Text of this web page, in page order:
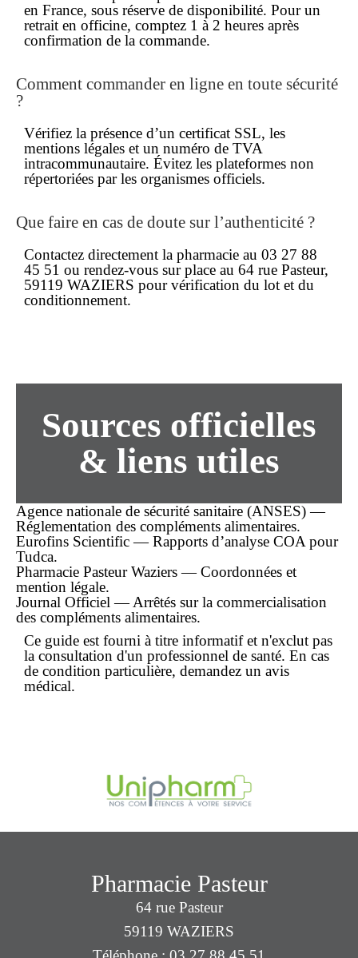
en France, sous réserve de disponibilité. Pour un
retrait en officine, comptez 1 à 2 heures après
confirmation de la commande.
Comment commander en ligne en toute sécurité
?
Vérifiez la présence d’un certificat SSL, les
mentions légales et un numéro de TVA
intracommunautaire. Évitez les plateformes non
répertoriées par les organismes officiels.
Que faire en cas de doute sur l’authenticité ?
Contactez directement la pharmacie au 03 27 88
45 51 ou rendez-vous sur place au 64 rue Pasteur,
59119 WAZIERS pour vérification du lot et du
conditionnement.
Sources officielles
& liens utiles
Agence nationale de sécurité sanitaire (ANSES) —
Réglementation des compléments alimentaires.
Eurofins Scientific — Rapports d’analyse COA pour
Tudca.
Pharmacie Pasteur Waziers — Coordonnées et
mention légale.
Journal Officiel — Arrêtés sur la commercialisation
des compléments alimentaires.
Ce guide est fourni à titre informatif et n'exclut pas
la consultation d'un professionnel de santé. En cas
de condition particulière, demandez un avis
médical.
Pharmacie Pasteur
64 rue Pasteur
59119 WAZIERS